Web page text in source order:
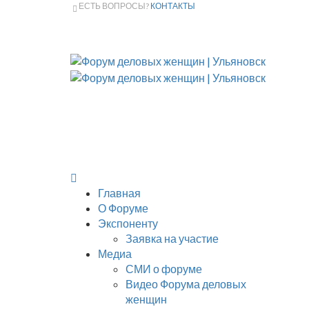
ЕСТЬ ВОПРОСЫ? КОНТАКТЫ
Главная
О Форуме
Экспоненту
Заявка на участие
Медиа
СМИ о форуме
Видео Форума деловых
женщин